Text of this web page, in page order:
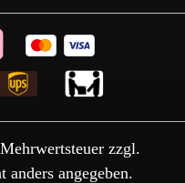
zzgl.
anders angegeben.